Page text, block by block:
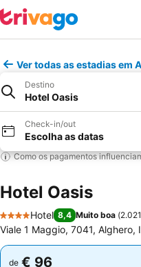
Ver todas as estadias em
Destino
Hotel Oasis
Check-in/out
Escolha as datas
Como os pagamentos
Hotel Oasis
4 Estrelas
Hotel 8,4 Muito boa (
Viale 1 Maggio, 7041, Alghero,
de € 96
de € 96